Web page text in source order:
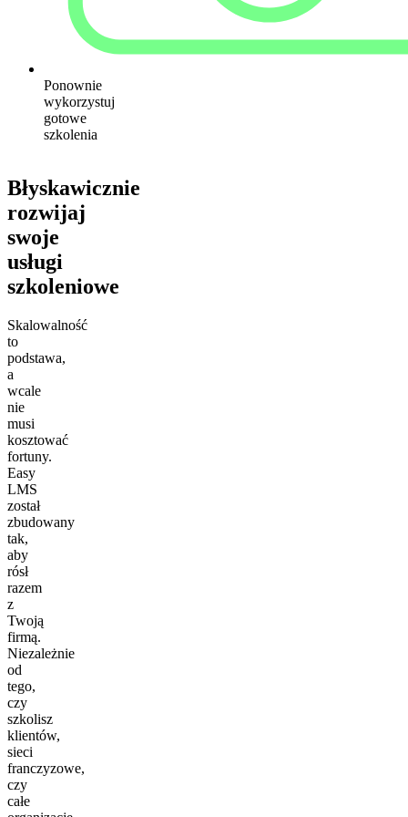
Ponownie
wykorzystuj
gotowe
szkolenia
Błyskawicznie
rozwijaj
swoje
usługi
szkoleniowe
Skalowalność
to
podstawa,
a
wcale
nie
musi
kosztować
fortuny.
Easy
LMS
został
zbudowany
tak,
aby
rósł
razem
z
Twoją
firmą.
Niezależnie
od
tego,
czy
szkolisz
klientów,
sieci
franczyzowe,
czy
całe